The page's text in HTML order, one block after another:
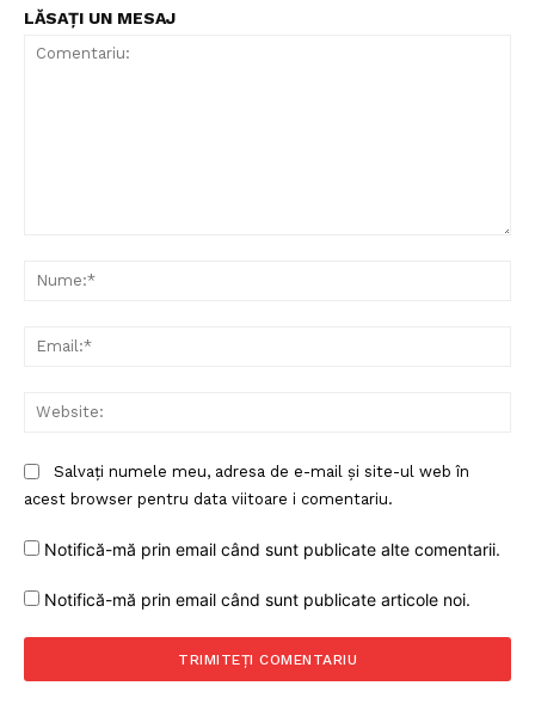
LĂSAȚI UN MESAJ
Salvați numele meu, adresa de e-mail și site-ul web în
acest browser pentru data viitoare i comentariu.
Notifică-mă prin email când sunt publicate alte comentarii.
Notifică-mă prin email când sunt publicate articole noi.